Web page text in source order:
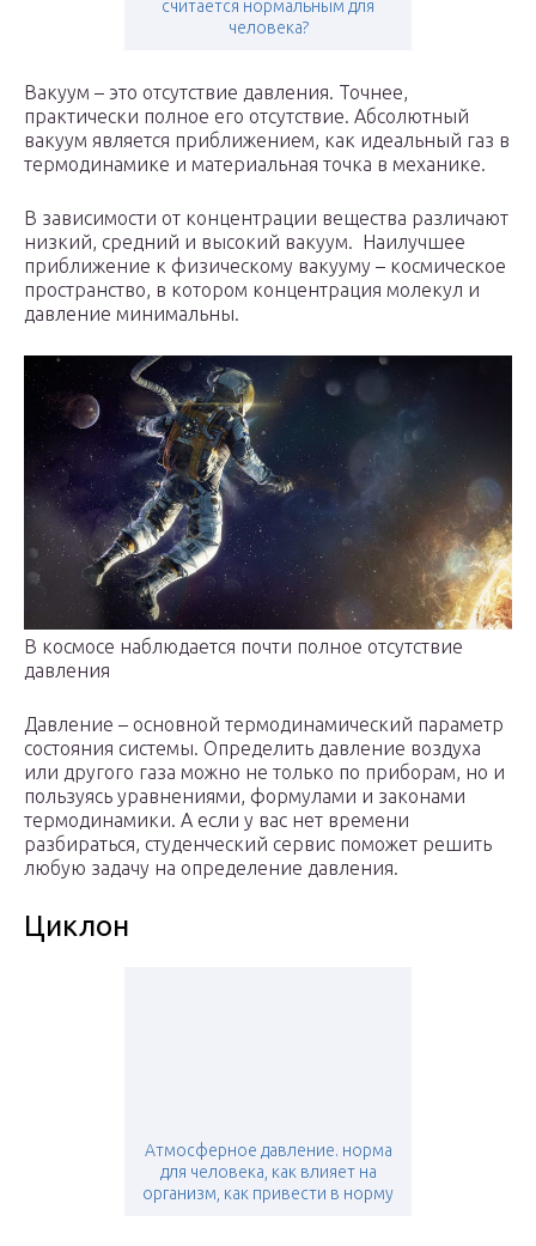
считается нормальным для
человека?
Вакуум – это отсутствие давления. Точнее,
практически полное его отсутствие. Абсолютный
вакуум является приближением, как идеальный газ в
термодинамике и материальная точка в механике.
В зависимости от концентрации вещества различают
низкий, средний и высокий вакуум. Наилучшее
приближение к физическому вакууму – космическое
пространство, в котором концентрация молекул и
давление минимальны.
В космосе наблюдается почти полное отсутствие
давления
Давление – основной термодинамический параметр
состояния системы. Определить давление воздуха
или другого газа можно не только по приборам, но и
пользуясь уравнениями, формулами и законами
термодинамики. А если у вас нет времени
разбираться, студенческий сервис поможет решить
любую задачу на определение давления.
Циклон
Атмосферное давление. норма
для человека, как влияет на
организм, как привести в норму